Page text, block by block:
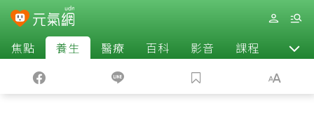
焦點 養生 醫療 百科 影音 課程 退休